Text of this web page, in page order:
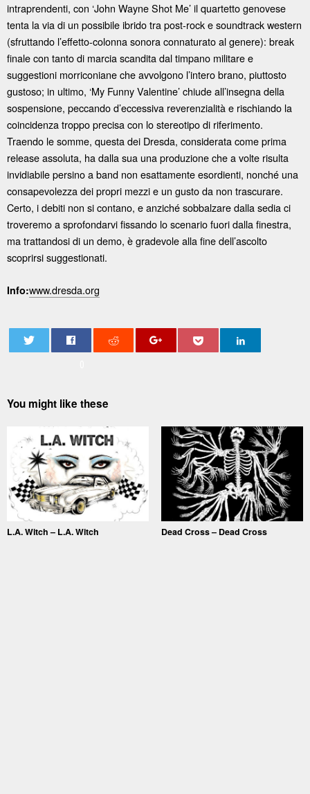
intraprendenti, con ‘John Wayne Shot Me’ il quartetto genovese
tenta la via di un possibile ibrido tra post-rock e soundtrack western
(sfruttando l’effetto-colonna sonora connaturato al genere): break
finale con tanto di marcia scandita dal timpano militare e
suggestioni morriconiane che avvolgono l’intero brano, piuttosto
gustoso; in ultimo, ‘My Funny Valentine’ chiude all’insegna della
sospensione, peccando d’eccessiva reverenzialità e rischiando la
coincidenza troppo precisa con lo stereotipo di riferimento.
Traendo le somme, questa dei Dresda, considerata come prima
release assoluta, ha dalla sua una produzione che a volte risulta
invidiabile persino a band non esattamente esordienti, nonché una
consapevolezza dei propri mezzi e un gusto da non trascurare.
Certo, i debiti non si contano, e anziché sobbalzare dalla sedia ci
troveremo a sprofondarvi fissando lo scenario fuori dalla finestra,
ma trattandosi di un demo, è gradevole alla fine dell’ascolto
scoprirsi suggestionati.
Info:www.dresda.org
You might like these
L.A. Witch – L.A. Witch Dead Cross – Dead Cross